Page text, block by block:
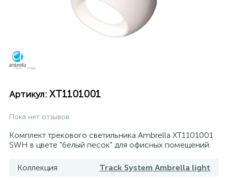
Артикул: XT1101001
Пока нет отзывов
Комплект трекового светильника Ambrella XT1101001
SWH в цвете "белый песок" для офисных помещений.
Коллекция
Track System Ambrella light